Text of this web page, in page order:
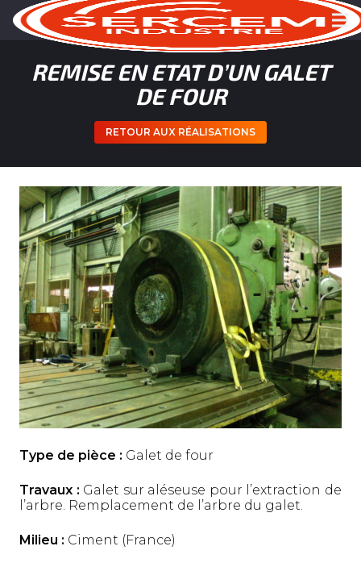
REMISE EN ETAT D’UN GALET
DE FOUR
RETOUR AUX RÉALISATIONS
Type de pièce : Galet de four
Travaux : Galet sur aléseuse pour l’extraction de
l’arbre. Remplacement de l’arbre du galet.
Milieu : Ciment (France)